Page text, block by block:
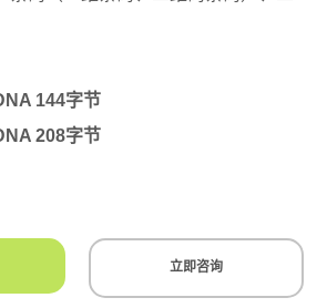
立即咨询